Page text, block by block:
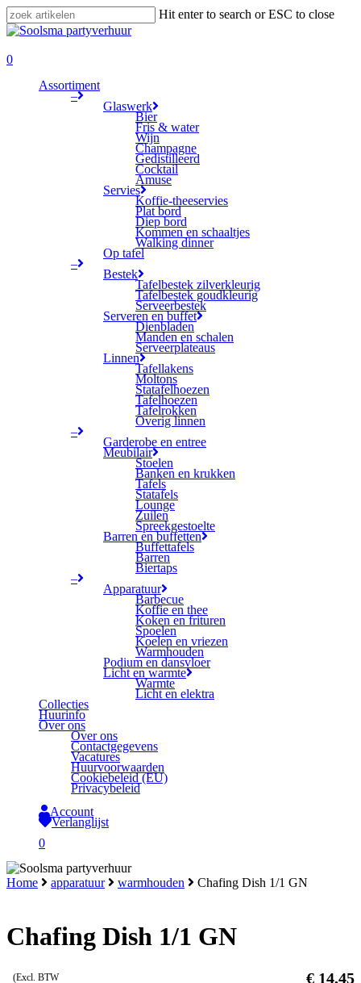
Skip
to
content
Hit enter to search or ESC to close
Close
0
Assortiment
–
Glaswerk
Bier
Fris & water
Wijn
Champagne
Gedistilleerd
Cocktail
Amuse
Servies
Koffie-theeservies
Plat bord
Diep bord
Kommen en schaaltjes
Walking dinner
Op tafel
–
Bestek
Tafelbestek zilverkleurig
Tafelbestek goudkleurig
Serveerbestek
Serveren en buffet
Dienbladen
Manden en schalen
Serveerplateaus
Linnen
Tafellakens
Moltons
Statafelhoezen
Tafelhoezen
Tafelrokken
Overig linnen
–
Garderobe en entree
Meubilair
Stoelen
Banken en krukken
Tafels
Statafels
Lounge
Zuilen
Spreekgestoelte
Barren en buffetten
Buffettafels
Barren
Biertaps
–
Apparatuur
Barbecue
Koffie en thee
Koken en frituren
Spoelen
Koelen en vriezen
Warmhouden
Podium en dansvloer
Licht en warmte
Warmte
Licht en elektra
Collecties
Huurinfo
Over ons
Over ons
Contactgegevens
Vacatures
Huurvoorwaarden
Cookiebeleid (EU)
Privacybeleid
Account
Verlanglijst
search
0
Close
Home apparatuur warmhouden Chafing Dish 1/1 GN
Chafing Dish 1/1 GN
€ 14,45
(Excl. BTW